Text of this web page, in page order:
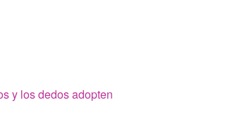
y los dedos adopten